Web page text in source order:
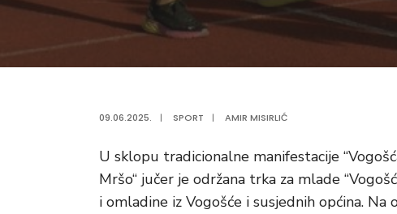
09.06.2025. | SPORT | AMIR MISIRLIĆ
U sklopu tradicionalne manifestacije
Mršo“ jučer je održana trka za mlade
i omladine iz Vogošće i susjednih općina.